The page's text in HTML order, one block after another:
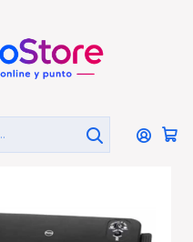
Organización
Bolsas
90w + 5 Bolsas - Ps